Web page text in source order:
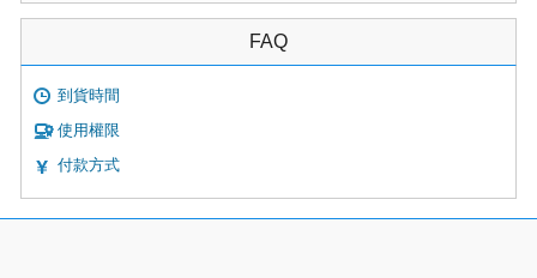
FAQ
到貨時間
使用權限
付款方式